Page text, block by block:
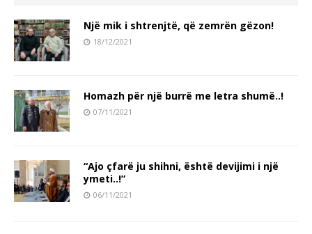
Një mik i shtrenjtë, që zemrën gëzon!
18/12/2021
Homazh për një burrë me letra shumë..!
07/11/2021
“Ajo çfarë ju shihni, është devijimi i një
ymeti..!”
06/11/2021